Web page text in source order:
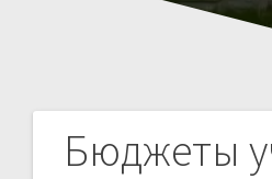
Бюджеты
Навигация